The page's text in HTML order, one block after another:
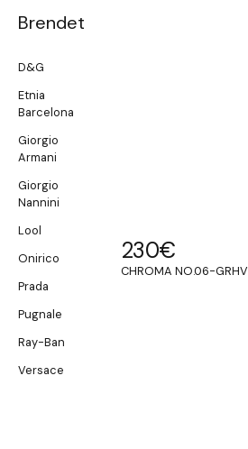
Brendet
D&G
Etnia
Barcelona
Giorgio
Armani
Giorgio
Nannini
Lool
Onirico
Prada
Pugnale
Ray-Ban
Versace
230€
CHROMA NO.06-GRHV